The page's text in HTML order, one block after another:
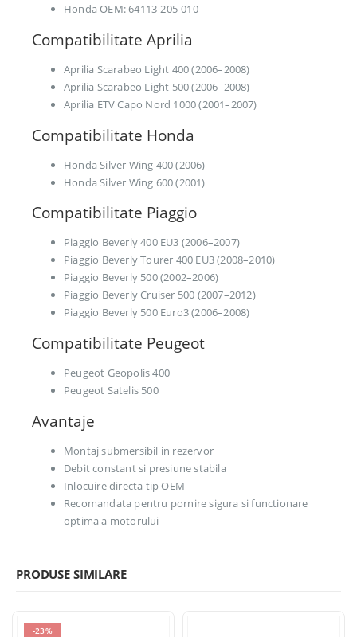
Honda OEM: 64113-205-010
Compatibilitate Aprilia
Aprilia Scarabeo Light 400 (2006–2008)
Aprilia Scarabeo Light 500 (2006–2008)
Aprilia ETV Capo Nord 1000 (2001–2007)
Compatibilitate Honda
Honda Silver Wing 400 (2006)
Honda Silver Wing 600 (2001)
Compatibilitate Piaggio
Piaggio Beverly 400 EU3 (2006–2007)
Piaggio Beverly Tourer 400 EU3 (2008–2010)
Piaggio Beverly 500 (2002–2006)
Piaggio Beverly Cruiser 500 (2007–2012)
Piaggio Beverly 500 Euro3 (2006–2008)
Compatibilitate Peugeot
Peugeot Geopolis 400
Peugeot Satelis 500
Avantaje
Montaj submersibil in rezervor
Debit constant si presiune stabila
Inlocuire directa tip OEM
Recomandata pentru pornire sigura si functionare
optima a motorului
PRODUSE SIMILARE
-23%